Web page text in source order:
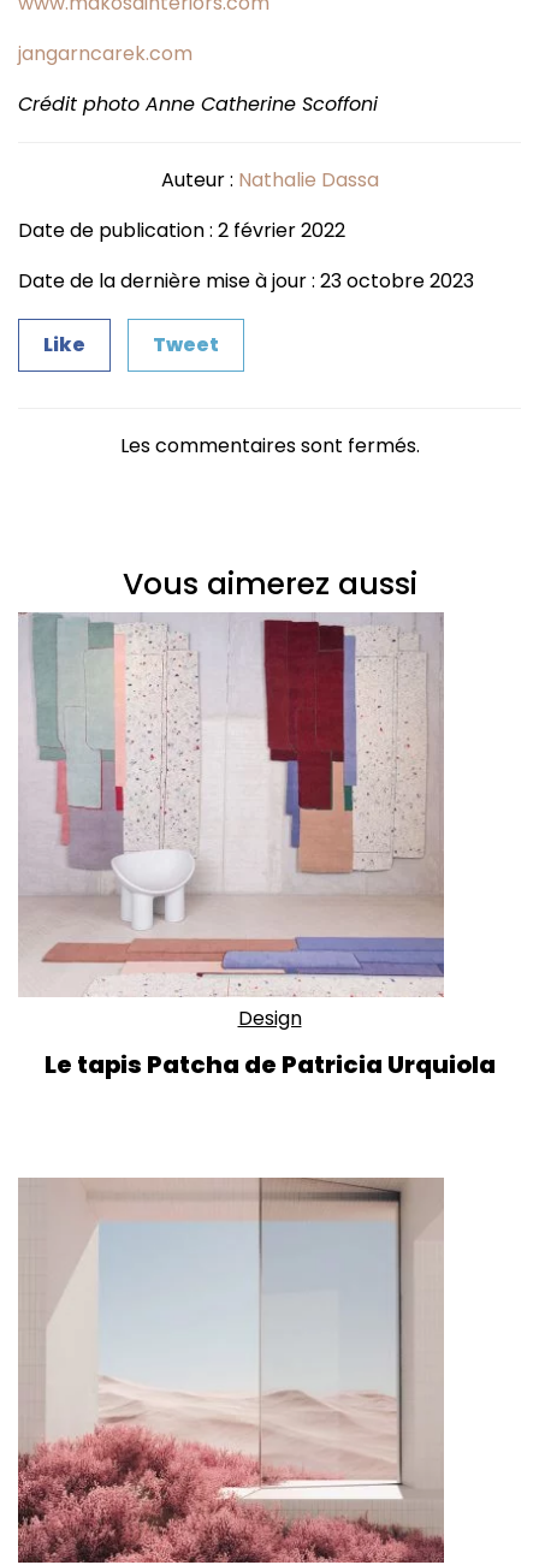
jangarncarek.com
Crédit photo Anne Catherine Scoffoni
Auteur : Nathalie Dassa
Date de publication : 2 février 2022
Date de la dernière mise à jour : 23 octobre 2023
Like Tweet
Les commentaires sont fermés.
Vous aimerez aussi
Design
Le tapis Patcha de Patricia Urquiola